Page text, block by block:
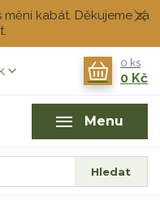
kabát. Děkujeme za
Menu
Hledat
0 ks
0 Kč